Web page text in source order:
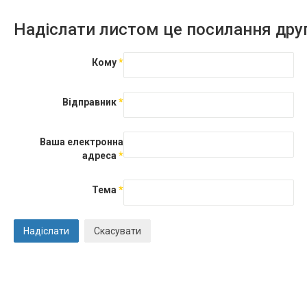
Надіслати листом це посилання
Кому*
Відправник*
Ваша електронна
адреса *
Тема *
Надіслати Скасувати